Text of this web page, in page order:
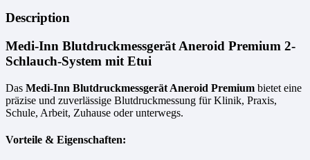
Description
Medi-Inn Blutdruckmessgerät Aneroid Premium 2-
Schlauch-System mit Etui
Das Medi-Inn Blutdruckmessgerät Aneroid Premium bietet eine
präzise und zuverlässige Blutdruckmessung für Klinik, Praxis,
Schule, Arbeit, Zuhause oder unterwegs.
Vorteile & Eigenschaften: